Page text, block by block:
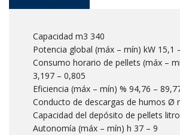
Capacidad m3 340
Potencia global (máx – mín) kW 15,1
Consumo horario de pellets (máx –
3,197 – 0,805
Eficiencia (máx – mín) % 94,76 –
Conducto de descargas de humos Ø
Capacidad del depósito de pellets
Autonomía (máx – mín) h 37 – 9